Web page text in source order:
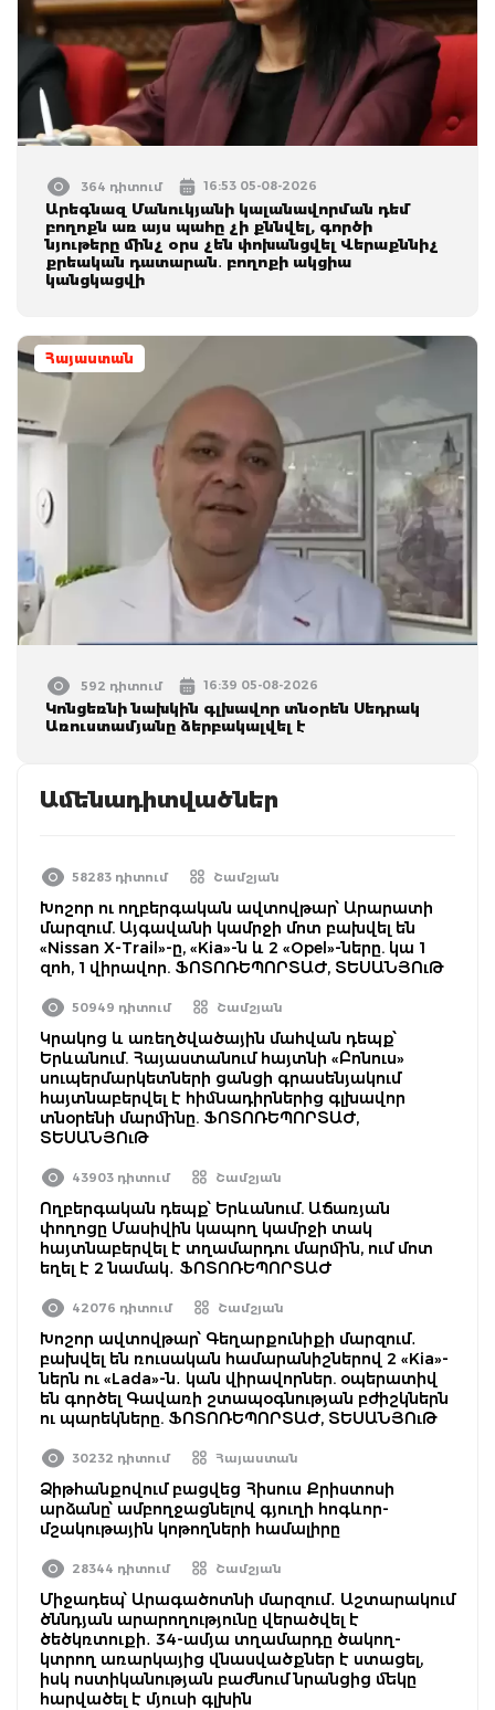
364 դիտում 16:53 05-08-2026
Արեգնազ Մանուկյանի կալանավորման դեմ
բողոքն առ այս պահը չի քննվել, գործի
նյութերը մինչ օրս չեն փոխանցվել Վերաքննիչ
քրեական դատարան․ բողոքի ակցիա
կանցկացվի
Հայաստան
592 դիտում 16:39 05-08-2026
Կոնցեռնի նախկին գլխավոր տնօրեն Սեդրակ
Առուստամյանը ձերբակալվել է
Ամենադիտվածներ
58283 դիտում Շամշյան
Խոշոր ու ողբերգական ավտովթար՝ Արարատի
մարզում. Այգավանի կամրջի մոտ բախվել են
«Nissan X-Trail»-ը, «Kia»-ն և 2 «Opel»-ները. կա 1
զոհ, 1 վիրավոր. ՖՈՏՈՌԵՊՈՐՏԱԺ, ՏԵՍԱՆՅՈւԹ
50949 դիտում Շամշյան
Կրակոց և առեղծվածային մահվան դեպք՝
Երևանում. Հայաստանում հայտնի «Բոնուս»
սուպերմարկետների ցանցի գրասենյակում
հայտնաբերվել է հիմնադիրներից գլխավոր
տնօրենի մարմինը. ՖՈՏՈՌԵՊՈՐՏԱԺ,
ՏԵՍԱՆՅՈւԹ
43903 դիտում Շամշյան
Ողբերգական դեպք՝ Երևանում. Աճառյան
փողոցը Մասիվին կապող կամրջի տակ
հայտնաբերվել է տղամարդու մարմին, ում մոտ
եղել է 2 նամակ․ ՖՈՏՈՌԵՊՈՐՏԱԺ
42076 դիտում Շամշյան
Խոշոր ավտովթար՝ Գեղարքունիքի մարզում․
բախվել են ռուսական համարանիշներով 2 «Kia»-
ներն ու «Lada»-ն․ կան վիրավորներ. օպերատիվ
են գործել Գավառի շտապօգնության բժիշկներն
ու պարեկները. ՖՈՏՈՌԵՊՈՐՏԱԺ, ՏԵՍԱՆՅՈւԹ
30232 դիտում Հայաստան
Ձիթհանքովում բացվեց Հիսուս Քրիստոսի
արձանը՝ ամբողջացնելով գյուղի հոգևոր-
մշակութային կոթողների համալիրը
28344 դիտում Շամշյան
Միջադեպ՝ Արագածոտնի մարզում․ Աշտարակում
ծննդյան արարողությունը վերածվել է
ծեծկռտուքի․ 34-ամյա տղամարդը ծակող-
կտրող առարկայից վնասվածքներ է ստացել,
իսկ ոստիկանության բաժնում նրանցից մեկը
հարվածել է մյուսի գլխին